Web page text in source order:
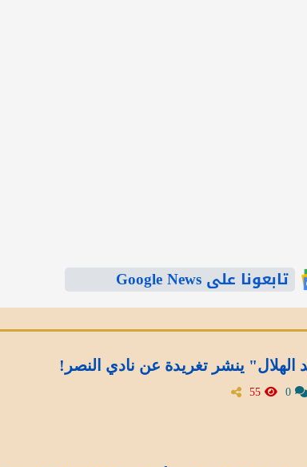
تابعونا على Google News
الهلال" ينشر تغريدة عن نادي النصر!